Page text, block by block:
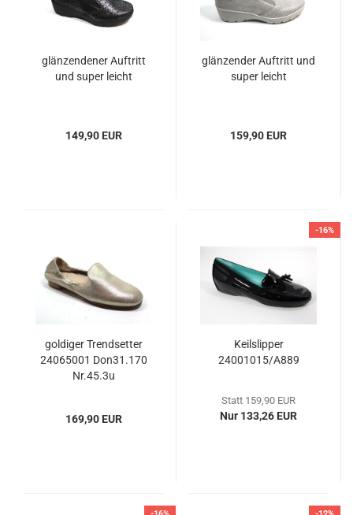
glänzendener Auftritt
und super leicht
149,90 EUR
glänzender Auftritt und
super leicht
159,90 EUR
goldiger Trendsetter
24065001 Don31.170
Nr.45.3u
169,90 EUR
-16%
Keilslipper
24001015/A889
Statt 159,90 EUR
Nur 133,26 EUR